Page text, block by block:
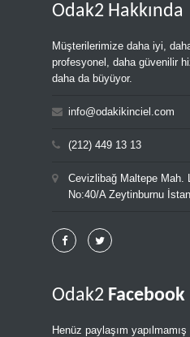
Odak2 Hakkında
Müşterilerimize daha iyi,
profesyonel, daha güvenilir
daha da büyüyor.
info@odakikinciel.com
(212) 449 13 13
Cevizlibağ Maltepe Mah.
No:40/A Zeytinburnu
Odak2 Facebook
Henüz paylaşım yapılmamış